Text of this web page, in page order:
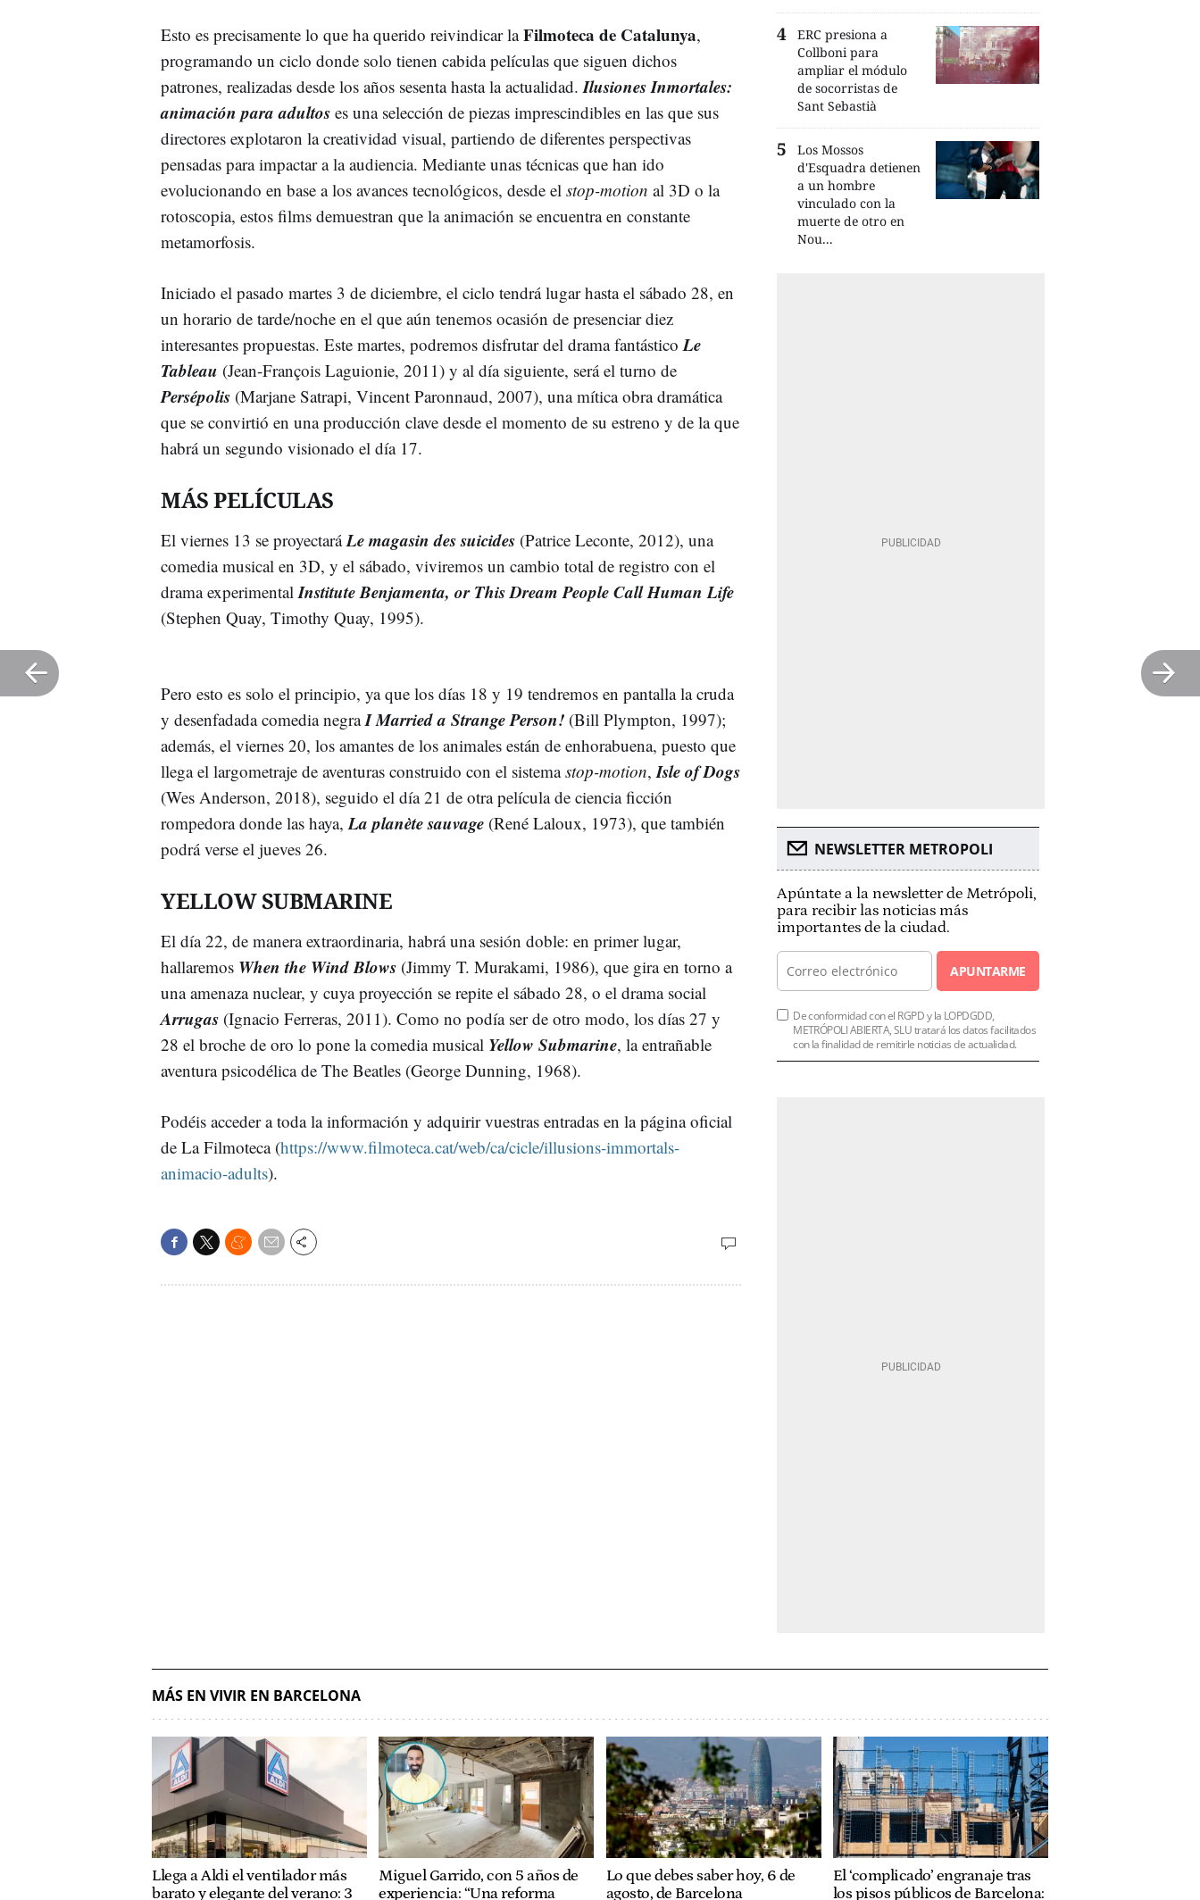
Esto es precisamente lo que ha querido reivindicar laFilmoteca de Catalunya,
programando un ciclo donde solo tienen cabida películas que siguen dichos
patrones, realizadas desde los años sesenta hasta la actualidad. Ilusiones Inmortales:
animación para adultos es una selección de piezas imprescindibles en las que sus
directores explotaron la creatividad visual, partiendo de diferentes perspectivas
pensadas para impactar a la audiencia. Mediante unas técnicas que han ido
evolucionando en base a los avances tecnológicos, desde el stop-motion al 3D o la
rotoscopia, estos films demuestran que la animación se encuentra en constante
metamorfosis.
Iniciado el pasado martes 3 de diciembre, el ciclo tendrá lugar hasta el sábado 28, en
un horario de tarde/noche en el que aún tenemos ocasión de presenciar diez
interesantes propuestas. Este martes, podremos disfrutar del drama fantástico Le
Tableau (Jean-François Laguionie, 2011) y al día siguiente, será el turno de
Persépolis (Marjane Satrapi, Vincent Paronnaud, 2007), una mítica obra dramática
que se convirtió en una producción clave desde el momento de su estreno y de la que
habrá un segundo visionado el día 17.
MÁS PELÍCULAS
El viernes 13 se proyectará Le magasin des suicides (Patrice Leconte, 2012), una
comedia musical en 3D, y el sábado, viviremos un cambio total de registro con el
drama experimental Institute Benjamenta, or This Dream People Call Human Life
(Stephen Quay, Timothy Quay, 1995).
Pero esto es solo el principio, ya que los días 18 y 19 tendremos en pantalla la cruda
y desenfadada comedia negraI Married a Strange Person! (Bill Plympton, 1997);
además, el viernes 20, los amantes de los animales están de enhorabuena, puesto que
llega el largometraje de aventuras construido con el sistemastop-motion, Isle of Dogs
(Wes Anderson, 2018), seguido el día 21 de otra película de ciencia ficción
rompedora donde las haya, La planète sauvage (René Laloux, 1973), que también
podrá verse el jueves 26.
YELLOW SUBMARINE
El día 22, de manera extraordinaria, habrá una sesión doble: en primer lugar,
hallaremos When the Wind Blows (Jimmy T. Murakami, 1986), que gira en torno a
una amenaza nuclear, y cuya proyección se repite el sábado 28, o el drama social
Arrugas (Ignacio Ferreras, 2011). Como no podía ser de otro modo, los días 27 y
28 el broche de oro lo pone la comedia musical Yellow Submarine, la entrañable
aventura psicodélica de The Beatles (George Dunning, 1968).
Podéis acceder a toda la información y adquirir vuestras entradas en la página oficial
de La Filmoteca (https://www.filmoteca.cat/web/ca/cicle/illusions-immortals-
animacio-adults).
ERC presiona a
Collboni para
ampliar el módulo
de socorristas de
Sant Sebastià
Los Mossos
d'Esquadra detienen
a un hombre
vinculado con la
muerte de otro en
Nou...
NEWSLETTER METROPOLI
Apúntate a la newsletter de Metrópoli,
para recibir las noticias más
importantes de la ciudad.
APUNTARME
De conformidad con el RGPD y la LOPDGDD,
METRÓPOLI ABIERTA, SLU tratará los datos facilitados
con la finalidad de remitirle noticias de actualidad.
MÁS EN VIVIR EN BARCELONA
Llega a Aldi el ventilador más
barato y elegante del verano: 3
Miguel Garrido, con 5 años de
experiencia: “Una reforma
Lo que debes saber hoy, 6 de
agosto, de Barcelona
El ‘complicado’ engranaje tras
los pisos públicos de Barcelona: